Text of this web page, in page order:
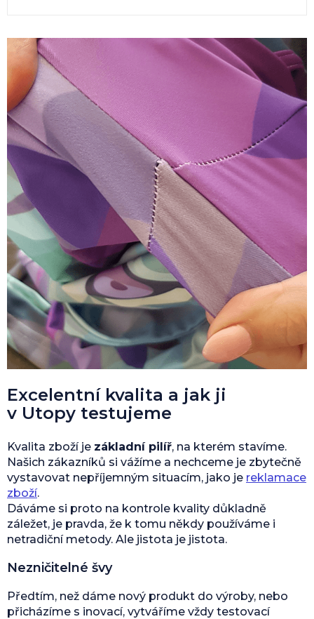
Excelentní kvalita a jak ji
v Utopy testujeme
Kvalita zboží je základní pilíř, na kterém stavíme.
Našich zákazníků si vážíme a nechceme je zbytečně
vystavovat nepříjemným situacím, jako je reklamace
zboží.
Dáváme si proto na kontrole kvality důkladně
záležet, je pravda, že k tomu někdy používáme i
netradiční metody. Ale jistota je jistota.
Nezničitelné švy
Předtím, než dáme nový produkt do výroby, nebo
přicházíme s inovací, vytváříme vždy testovací